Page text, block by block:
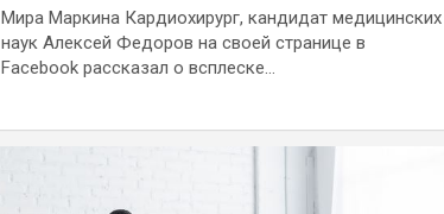
Мира Маркина Кардиохирург, кандидат медицинских
наук Алексей Федоров на своей странице в
Facebook рассказал о всплеске…